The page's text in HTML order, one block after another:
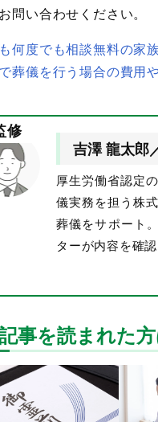
問い合わせください。
何度でも相談無料の家
葬儀を行う場合の費用
修
吉澤 龍太郎
厚生労働省認定
儀実務を担う株
葬儀をサポート
ターが内容を確
事を読まれた